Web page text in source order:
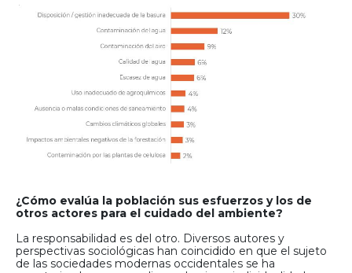
¿Cómo evalúa la población sus esfuerzos y los de
otros actores para el cuidado del ambiente?
La responsabilidad es del otro. Diversos autores y
perspectivas sociológicas han coincidido en que el sujeto
de las sociedades modernas occidentales se ha